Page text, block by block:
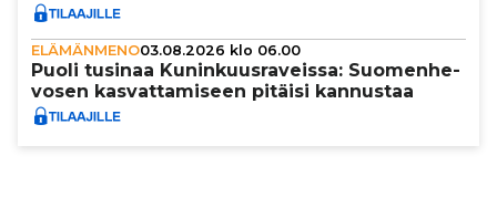
ELÄMÄNMENO03.08.2026 klo 06.00
Puoli tusinaa Kunin­kuus­ra­veissa: Suo­men­he­
vo­sen kas­vat­ta­mi­seen pitäisi kannustaa